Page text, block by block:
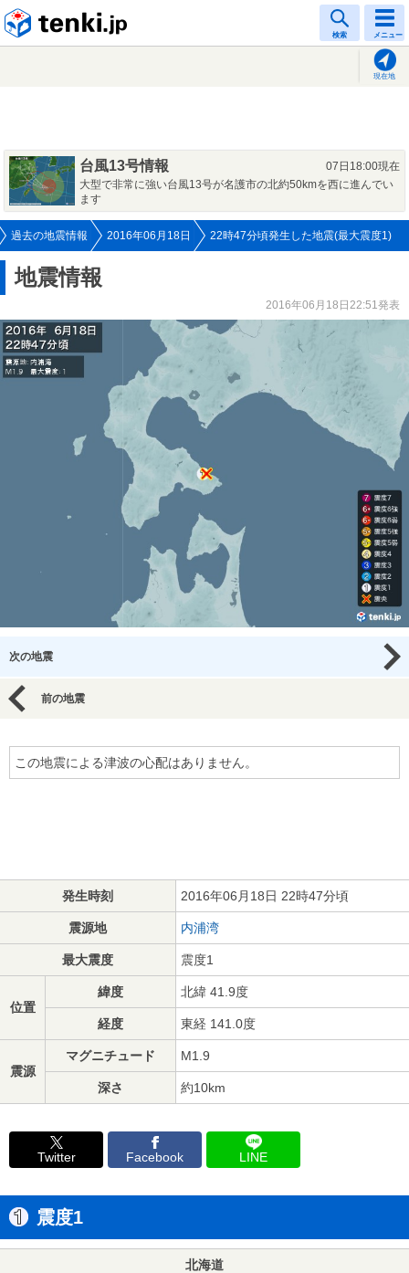
検索 メニュー
現在地
台風13号情報
07日18:00現在
大型で非常に強い台風13号が名護市の北約50kmを西に進んでい
ます
過去の地震情報 2016年06月18日 22時47分頃発生した地震(最大震度1)
地震情報
2016年06月18日22:51発表
次の地震
前の地震
この地震による津波の心配はありません。
発生時刻 2016年06月18日 22時47分頃
震源地 内浦湾
最大震度 震度1
位置
緯度 北緯 41.9度
経度 東経 141.0度
震源
マグニチュード M1.9
深さ 約10km
Twitter Facebook LINE
震度1
北海道